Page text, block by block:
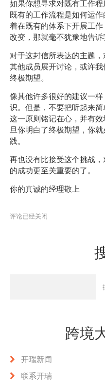
如果你想寻求对既有工作
既有的工作流程是如何运
着在既有的体系下开展工
改变，那就毫不犹豫地告诉
对于这封信所表达的主题
其他成员展开讨论，或许
终极期望。
像其他许多很好的建议一
识。但是，不要把听起来
这一原则铭记在心，并有
旦你明白了终极期望，你
践。
再也没有比接受这个挑战
的成功更至关重要的了。
你的真诚的经理敬上
评论已经关闭
跨境
开瑞新闻
联系开瑞